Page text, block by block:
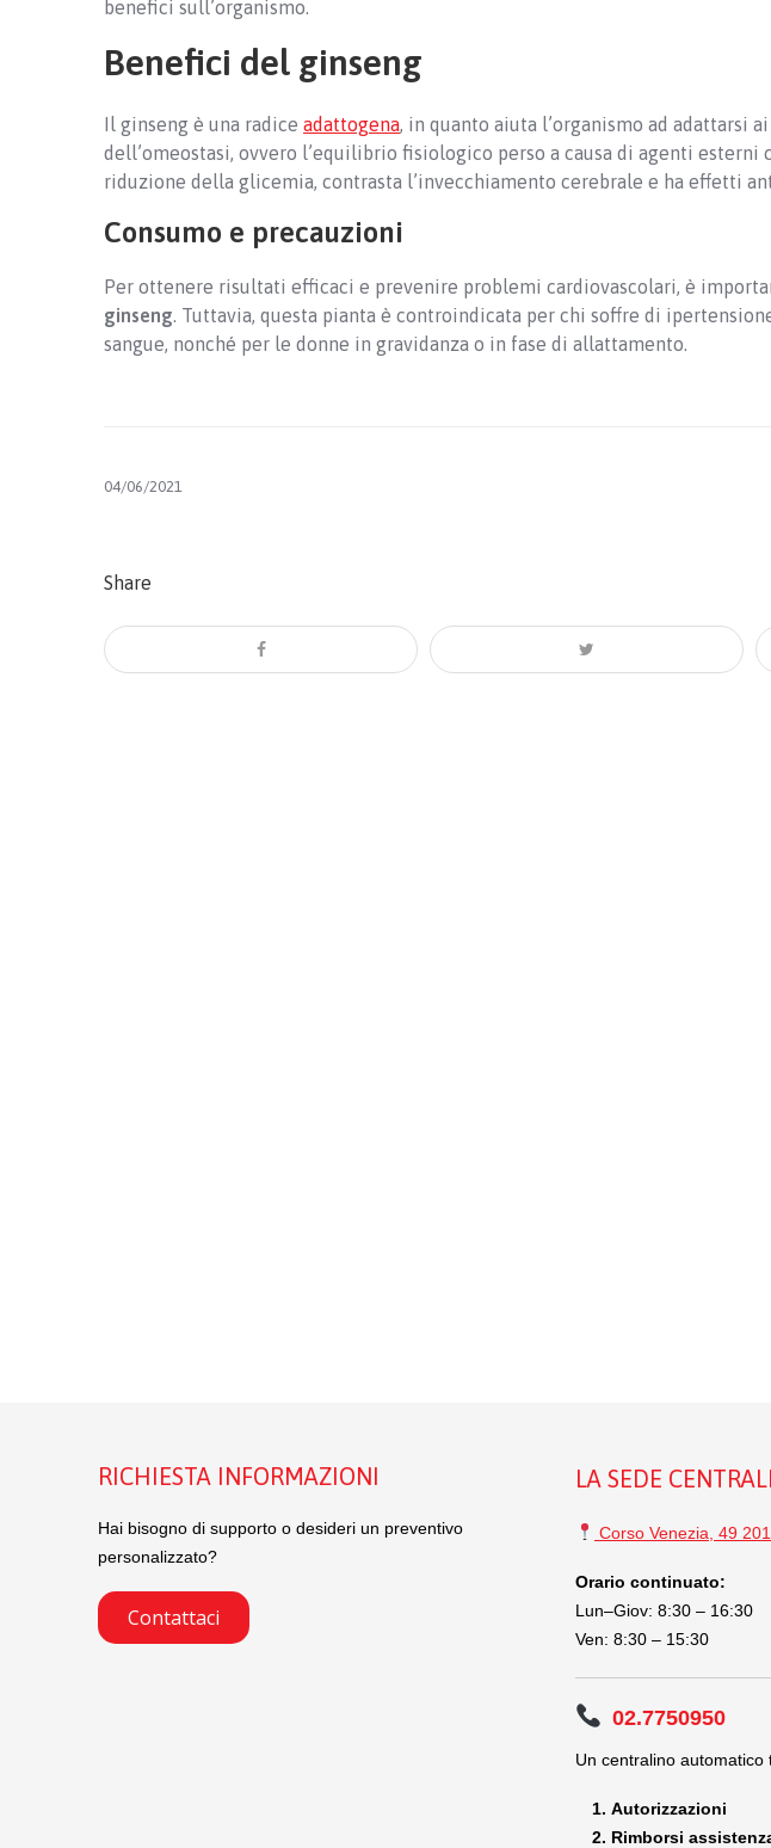
benefici sull’organismo.
Benefici del ginseng
Il ginseng è una radice adattogena , in quanto aiuta l’organismo ad
dell’omeostasi, ovvero l’equilibrio fisiologico perso a causa di agenti esterni
riduzione della glicemia, contrasta l’invecchiamento cerebrale e ha effetti
Consumo e precauzioni
Per ottenere risultati efficaci e prevenire problemi cardiovascolari, è
ginseng . Tuttavia, questa pianta è controindicata per chi soffre di
sangue, nonché per le donne in gravidanza o in fase di allattamento.
04/06/2021
Share
RICHIESTA INFORMAZIONI
Hai bisogno di supporto o desideri un preventivo
personalizzato?
Contattaci
LA SEDE
Corso Venezia, 49
Orario continuato:
Lun–Giov: 8:30 – 16:30
Ven: 8:30 – 15:30
02.7750950
Un centralino automatico
Autorizzazioni
Rimborsi